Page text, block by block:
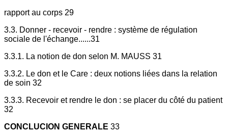
rapport au corps 29
3.3. Donner - recevoir - rendre : système de régulation
sociale de l'échange......31
3.3.1. La notion de don selon M. MAUSS 31
3.3.2. Le don et le Care : deux notions liées dans la relation
de soin 32
3.3.3. Recevoir et rendre le don : se placer du côté du patient
32
CONCLUCION GENERALE 33